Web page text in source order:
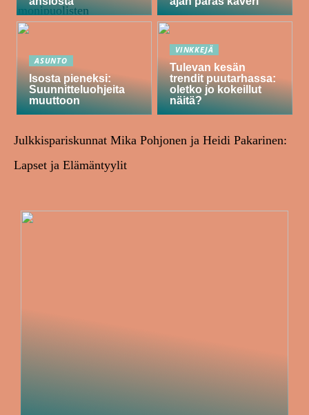
ASUNTO
Isosta pieneksi:
Suunnitteluohjeita
muuttoon
VINKKEJÄ
Tulevan kesän
trendit puutarhassa:
oletko jo kokeillut
näitä?
Julkkispariskunnat Mika Pohjonen ja Heidi Pakarinen:
Lapset ja Elämäntyylit